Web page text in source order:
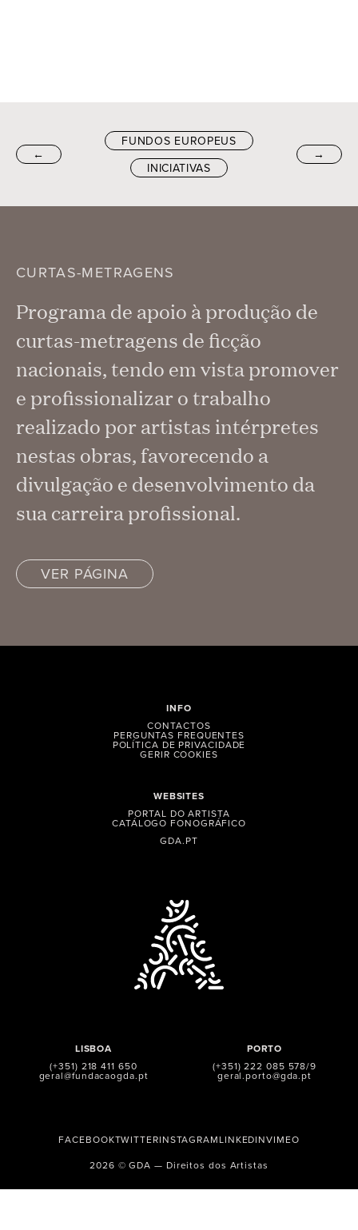
←
FUNDOS EUROPEUS
INICIATIVAS
→
CURTAS-METRAGENS
Programa de apoio à produção de
curtas-metragens de ficção
nacionais, tendo em vista promover
e profissionalizar o trabalho
realizado por artistas intérpretes
nestas obras, favorecendo a
divulgação e desenvolvimento da
sua carreira profissional.
VER PÁGINA
LISBOA
(+351) 218 411 650
geral@fundacaogda.pt
PORTO
(+351) 222 085 578/9
geral.porto@gda.pt
WEBSITES
PORTAL DO ARTISTA
CATÁLOGO FONOGRÁFICO
GDA.PT
INFO
CONTACTOS
PERGUNTAS FREQUENTES
POLÍTICA DE PRIVACIDADE
GERIR COOKIES
2026 © GDA — Direitos dos Artistas
FACEBOOKTWITTERINSTAGRAMLINKEDINVIMEO